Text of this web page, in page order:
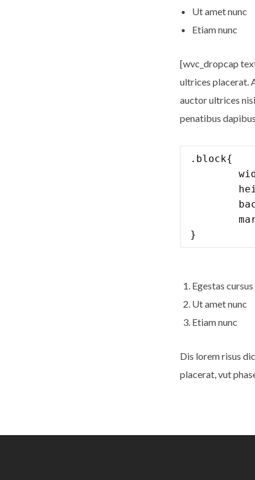
Ut amet nunc
Etiam nunc
[wvc_dropcap
ultrices placerat.
auctor ultrices
penatibus
.block{
}
Egestas cursus
Ut amet nunc
Etiam nunc
Dis lorem risus
placerat, vut